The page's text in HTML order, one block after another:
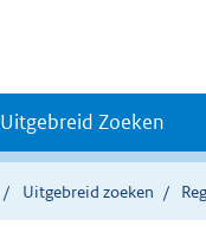
Uitgebreid Zoeken
Uitgebreid zoeken